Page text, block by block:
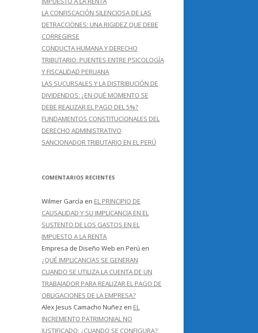
LA CONFISCACIÓN SILENCIOSA DE LAS
DETRACCIONES: UNA RIGIDEZ QUE DEBE
CORREGIRSE
CONDUCTA HUMANA Y DERECHO
TRIBUTARIO: PUENTES ENTRE PSICOLOGÍA
Y FISCALIDAD PERUANA
LAS SUCURSALES Y LA DISTRIBUCIÓN DE
DIVIDENDOS: ¿EN QUÉ MOMENTO SE
DEBE REALIZAR EL PAGO DEL 5%?
FUNDAMENTOS CONSTITUCIONALES DEL
DERECHO ADMINISTRATIVO
SANCIONADOR TRIBUTARIO EN EL PERÚ
COMENTARIOS RECIENTES
Wilmer García en EL PRINCIPIO DE
CAUSALIDAD Y SU IMPLICANCIA EN EL
SUSTENTO DE LOS GASTOS EN EL
IMPUESTO A LA RENTA
Empresa de Diseño Web en Perú en
¿QUÉ IMPLICANCIAS SE GENERAN
CUANDO SE UTILIZA LA CUENTA DE UN
TRABAJADOR PARA REALIZAR EL PAGO DE
OBLIGACIONES DE LA EMPRESA?
Alex Jesus Camacho Nuñez en EL
INCREMENTO PATRIMONIAL NO
JUSTIFICADO: ¿CUANDO SE CONFIGURA?